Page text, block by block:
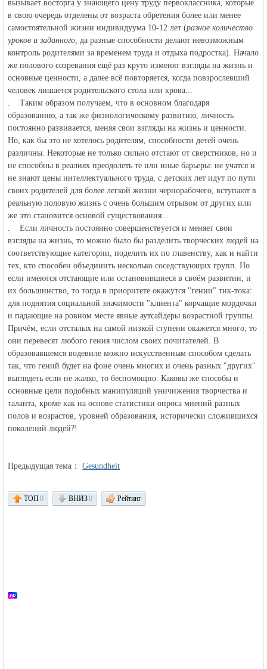
MEINLAND.
RU
вызывает восторга у знающего цену труду первоклассника, которые
в свою очередь отделены от возраста обретения более или менее
самостоятельной жизни индивидуума 10-12 лет (разное количество
уроков и заданного, да разные способности делают невозможным
контроль родителями за временем труда и отдыха подростка). Начало
же полового созревания ещё раз круто изменят взгляды на жизнь и
основные ценности, а далее всё повторяется, когда повзрослевший
человек лишается родительского стола или крова...
. Таким образом получаем, что в основном благодаря
образованию, а так же физиологическому развитию, личность
постоянно развивается, меняя свои взгляды на жизнь и ценности.
Но, как бы это не хотелось родителям, способности детей очень
различны. Некоторые не только сильно отстают от сверстников, но и
не способны в реалиях преодолеть те или иные барьеры: не учатся и
не знают цены интеллектуального труда, с детских лет идут по пути
своих родителей для более легкой жизни чернорабочего, вступают в
реальную половую жизнь с очень большим отрывом от других или
же это становится основой существования...
. Если личность постоянно совершенствуется и меняет свои
взгляды на жизнь, то можно было бы разделить творческих людей на
соответствующие категории, поделить их по главенству, как и найти
тех, кто способен объединить несколько соседствующих групп. Но
если имеются отстающие или остановившиеся в своём развитии, и
их большинство, то тогда в приоритете окажутся "гении" тик-тока:
для поднятия социальной значимости "клиента" корчащие мордочки
и падающие на ровном месте явные аутсайдеры возрастной группы.
Причём, если отсталых на самой низкой ступени окажется много, то
они перевесят любого гения числом своих почитателей. В
образовавшемся водевиле можно искусственным способом сделать
так, что гений будет на фоне очень многих и очень разных "других"
выглядеть если не жалко, то беспомощно. Каковы же способы и
основные цели подобных манипуляций уничижения творчества и
таланта, кроме как на основе статистики опроса мнений разных
полов и возрастов, уровней образования, исторически сложившихся
поколений людей?!
Предыдущая тема：Gesundheit
ТОП0 ВНИЗ0 Рейтинг